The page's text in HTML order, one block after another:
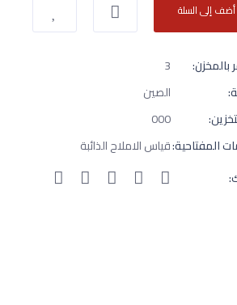
أضف إلى السلة
بالمخزن:
3
الصين
000
المفتاحية:قياس الاملاح الذائبة